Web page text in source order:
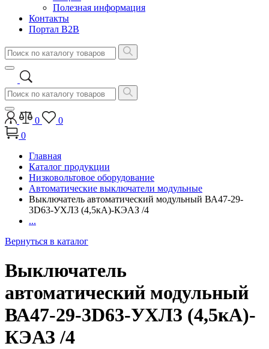
Полезная информация
Контакты
Портал B2B
0
0
0
Главная
Каталог продукции
Низковольтовое оборудование
Автоматические выключатели модульные
Выключатель автоматический модульный ВА47-29-
3D63-УХЛ3 (4,5кА)-КЭАЗ /4
...
Вернуться в каталог
Выключатель
автоматический модульный
ВА47-29-3D63-УХЛ3 (4,5кА)-
КЭАЗ /4